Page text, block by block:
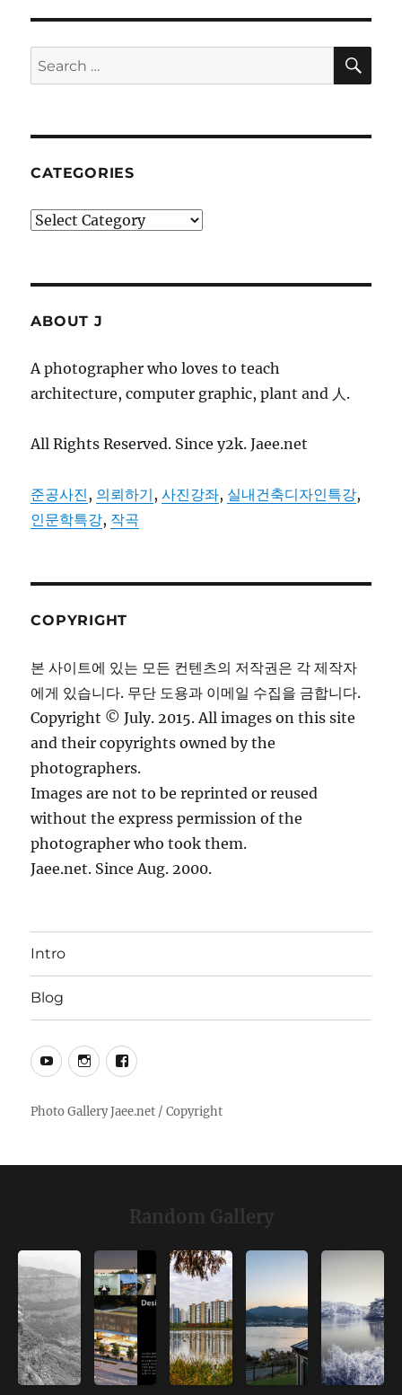
Search
for:
CATEGORIES
Categories
ABOUT J
A photographer who loves to teach
architecture, computer graphic, plant and 人.
All Rights Reserved. Since y2k. Jaee.net
준공사진 , 의뢰하기 ,사진강좌, 실내건축디자인특강,
인문학특강, 작곡
COPYRIGHT
본 사이트에 있는 모든 컨텐츠의 저작권은 각 제작자
에게 있습니다. 무단 도용과 이메일 수집을 금합니다.
Copyright © July. 2015. All images on this site
and their copyrights owned by the
photographers.
Images are not to be reprinted or reused
without the express permission of the
photographer who took them.
Jaee.net. Since Aug. 2000.
Intro
Blog
YouTubeInstagramFacebook
Random Gallery